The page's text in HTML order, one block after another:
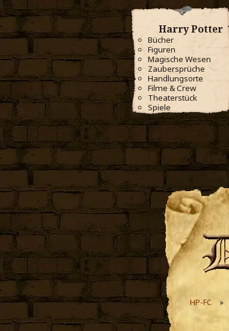
Harry Potter
Bücher
Figuren
Magische Wesen
Zaubersprüche
Handlungsorte
Filme & Crew
Theaterstück
Spiele
HP-FC